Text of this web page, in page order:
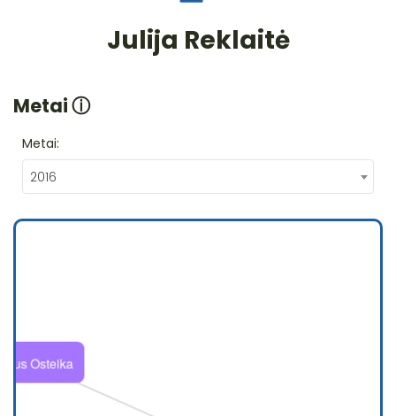
Julija Reklaitė
Metaiⓘ
Metai:
2016